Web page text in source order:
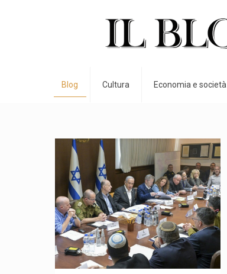
Blog Cultura Economia e società